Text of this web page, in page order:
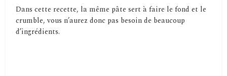
Dans cette recette, la même pâte sert à faire le fond et le
crumble, vous n’aurez donc pas besoin de beaucoup
d’ingrédients.